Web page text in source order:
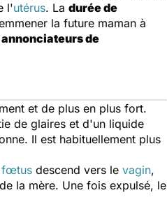
l'utérus. La durée de
la future maman à
de
et de plus en plus fort.
de glaires et d'un liquide
Il est habituellement plus
fœtus descend vers le vagin,
la mère. Une fois expulsé, le